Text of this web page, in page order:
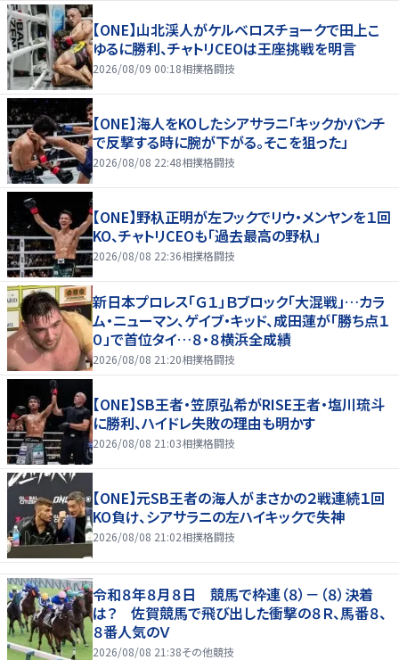
【ONE】山北渓人がケルベロスチョークで田上こ
ゆるに勝利、チャトリCEOは王座挑戦を明言
2026/08/09 00:18相撲格闘技
【ONE】海人をKOしたシアサラニ「キックかパンチ
で反撃する時に腕が下がる。そこを狙った」
2026/08/08 22:48相撲格闘技
【ONE】野杁正明が左フックでリウ・メンヤンを１回
KO、チャトリCEOも「過去最高の野杁」
2026/08/08 22:36相撲格闘技
新日本プロレス「Ｇ１」Ｂブロック「大混戦」…カラ
ム・ニューマン、ゲイブ・キッド、成田蓮が「勝ち点１
０」で首位タイ…８・８横浜全成績
2026/08/08 21:20相撲格闘技
【ONE】SB王者・笠原弘希がRISE王者・塩川琉斗
に勝利、ハイドレ失敗の理由も明かす
2026/08/08 21:03相撲格闘技
【ONE】元SB王者の海人がまさかの２戦連続１回
KO負け、シアサラニの左ハイキックで失神
2026/08/08 21:02相撲格闘技
令和８年８月８日 競馬で枠連（８）－（８）決着
は？ 佐賀競馬で飛び出した衝撃の８Ｒ、馬番８、
８番人気のＶ
2026/08/08 21:38その他競技